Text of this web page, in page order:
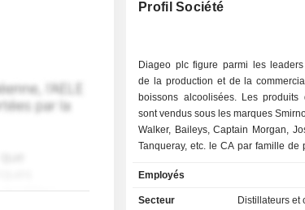
Profil Société
Diageo plc figure parmi les
de la production et de la
boissons alcoolisées. Les produits
sont vendus sous les marques
Walker, Baileys, Captain Morgan,
Tanqueray, etc. le CA par famille de
bières (16,1%) ; - boissons prêt-à-boire (3,5%) ;
- autres (1,1%). La répartition géographique du
Employés
Secteur Distillateurs et